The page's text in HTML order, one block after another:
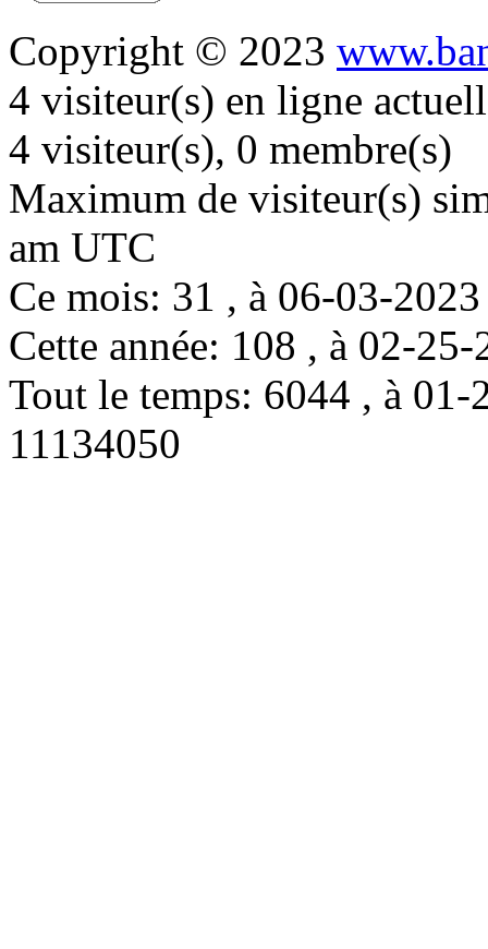
Copyright © 2023
4 visiteur(s) en ligne
4 visiteur(s), 0 membre(s)
Maximum de visiteur(s)
am UTC
Ce mois: 31 , à 06-03-
Cette année: 108 , à 02-
Tout le temps: 6044 , à
11134050